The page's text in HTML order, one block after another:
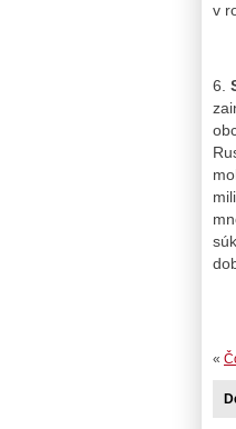
v
6.
«